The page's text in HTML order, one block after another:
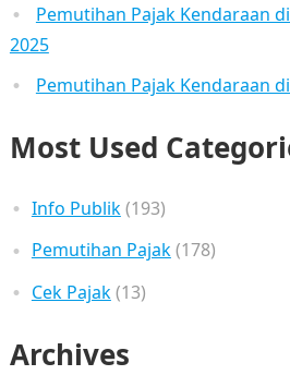
Pemutihan Pajak Kendaraan
2025
Pemutihan Pajak Kendaraan
Most Used
Info Publik(193)
Pemutihan Pajak(178)
Cek Pajak(13)
Archives